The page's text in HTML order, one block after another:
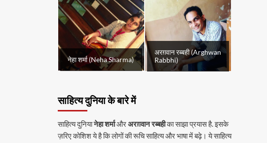
नेहा शर्मा (Neha Sharma)
अरग़वान रब्बही (Arghwan
Rabbhi)
साहित्य दुनिया के बारे में
साहित्य दुनियानेहा शर्माऔरअरग़वान रब्बहीका साझा प्रयास है. इसके
ज़रिए कोशिश ये है कि लोगों की रूचि साहित्य और भाषा में बढ़े। ये साहित्य